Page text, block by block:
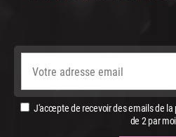
J'accepte de recevoir des emails de
de 2 par